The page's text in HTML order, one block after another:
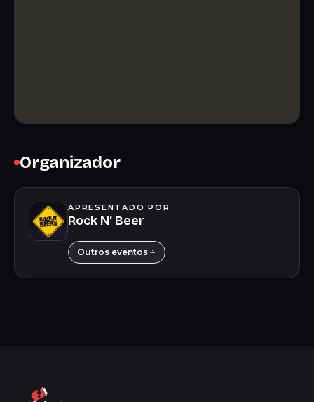
Organizador
APRESENTADO POR
Rock N' Beer
Outros eventos